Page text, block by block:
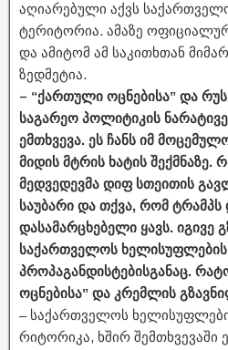
აღიარებული აქვს
ტერიტორია. ამაზე
და ამიტომ ამ საკითხთან
ზედმეტია.
– “ქართული ოცნებისა” და
საგარეო პოლიტიკის
ემთხვევა. ეს ჩანს იმ
მიდის მტრის ხატის შექმნაზე.
მედვედევმა დიფ სთეითის
საუბარი და თქვა, რომ
დასამარცხებელი ყავს. იგივე
საქართველოს ხელისუფლების
პროპაგანდისტებისგანაც.
ოცნებისა” და კრემლის
– საქართველოს
რიტორიკა, ხშირ შემთხვევაში